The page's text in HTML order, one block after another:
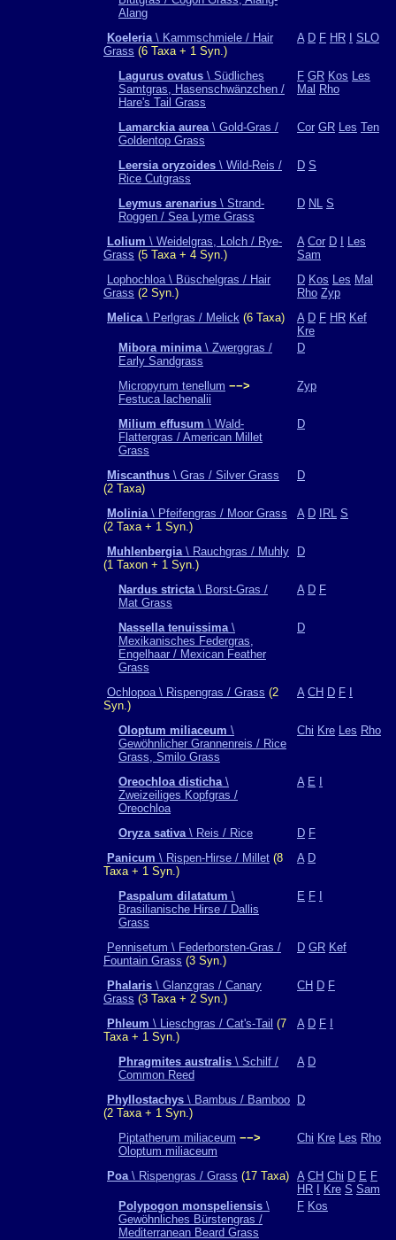
Alang
Koeleria\ Kammschmiele / Hair
Grass (6 Taxa + 1 Syn.)
A D F HR SLO
Lagurus ovatus \ Südliches
Samtgras, Hasenschwänzchen /
Hare's Tail Grass
F GR Kos Les
Mal Rho
Lamarckia aurea\ Gold-Gras /
Goldentop Grass
Cor GR Les Ten
Leersia oryzoides \ Wild-Reis /
Rice Cutgrass
D S
Leymus arenarius \ Strand-
Roggen / Sea Lyme Grass
D NL S
Lolium \ Weidelgras, Lolch / Rye-
Grass (5 Taxa + 4 Syn.)
A Cor D
Les
Sam
Lophochloa \ Büschelgras / Hair
Grass (2 Syn.)
D Kos Les Mal
Rho Zyp
Melica\ Perlgras / Melick (6 Taxa) A D F HR Kef
Kre
Mibora minima\ Zwerggras /
Early Sandgrass
D
Micropyrum tenellum −−>
Festuca lachenalii
Zyp
Milium effusum \ Wald-
Flattergras / American Millet
Grass
D
Miscanthus \ Gras / Silver Grass
(2 Taxa)
D
Molinia\ Pfeifengras / Moor Grass
(2 Taxa + 1 Syn.)
A D IRL S
Muhlenbergia\ Rauchgras / Muhly
(1 Taxon + 1 Syn.)
D
Nardus stricta\ Borst-Gras /
Mat Grass
A D F
Nassella tenuissima\
Mexikanisches Federgras,
Engelhaar / Mexican Feather
Grass
D
Ochlopoa \ Rispengras / Grass (2
Syn.)
A CH D F
Oloptum miliaceum \
Gewöhnlicher Grannenreis / Rice
Grass, Smilo Grass
Chi Kre Les Rho
Oreochloa disticha\
Zweizeiliges Kopfgras /
Oreochloa
A E
Oryza sativa\ Reis / Rice D F
Panicum \ Rispen-Hirse / Millet (8
Taxa + 1 Syn.)
A D
Paspalum dilatatum \
Brasilianische Hirse / Dallis
Grass
E F
Pennisetum \ Federborsten-Gras /
Fountain Grass (3 Syn.)
D GR Kef
Phalaris \ Glanzgras / Canary
Grass (3 Taxa + 2 Syn.)
CH D F
Phleum \ Lieschgras / Cat's-Tail (7
Taxa + 1 Syn.)
A D F
Phragmites australis \ Schilf /
Common Reed
A D
Phyllostachys \ Bambus / Bamboo
(2 Taxa + 1 Syn.)
D
Piptatherum miliaceum −−>
Oloptum miliaceum
Chi Kre Les Rho
Poa\ Rispengras / Grass (17 Taxa) A CH Chi D E F
HR
Kre S Sam
Polypogon monspeliensis \
Gewöhnliches Bürstengras /
Mediterranean Beard Grass
F Kos